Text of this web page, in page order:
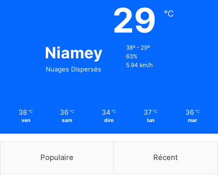
Niamey
Nuages Dispersés
29 ℃
38º - 29º
63%
5.94 km/h
38 ℃
ven
36 ℃
sam
34 ℃
dim
37 ℃
lun
36 ℃
mar
Populaire Récent